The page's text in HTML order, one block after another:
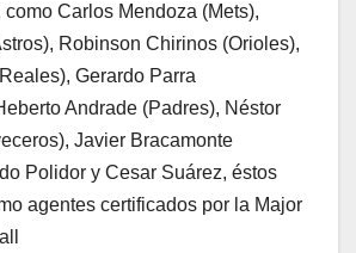
Carlos Mendoza (Mets),
Robinson Chirinos (Orioles),
Gerardo Parra
Andrade (Padres), Néstor
Javier Bracamonte
Polidor y Cesar Suárez, éstos
agentes certificados por la Major